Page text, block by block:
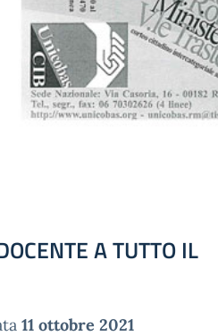
A TUTTO IL
11 ottobre 2021